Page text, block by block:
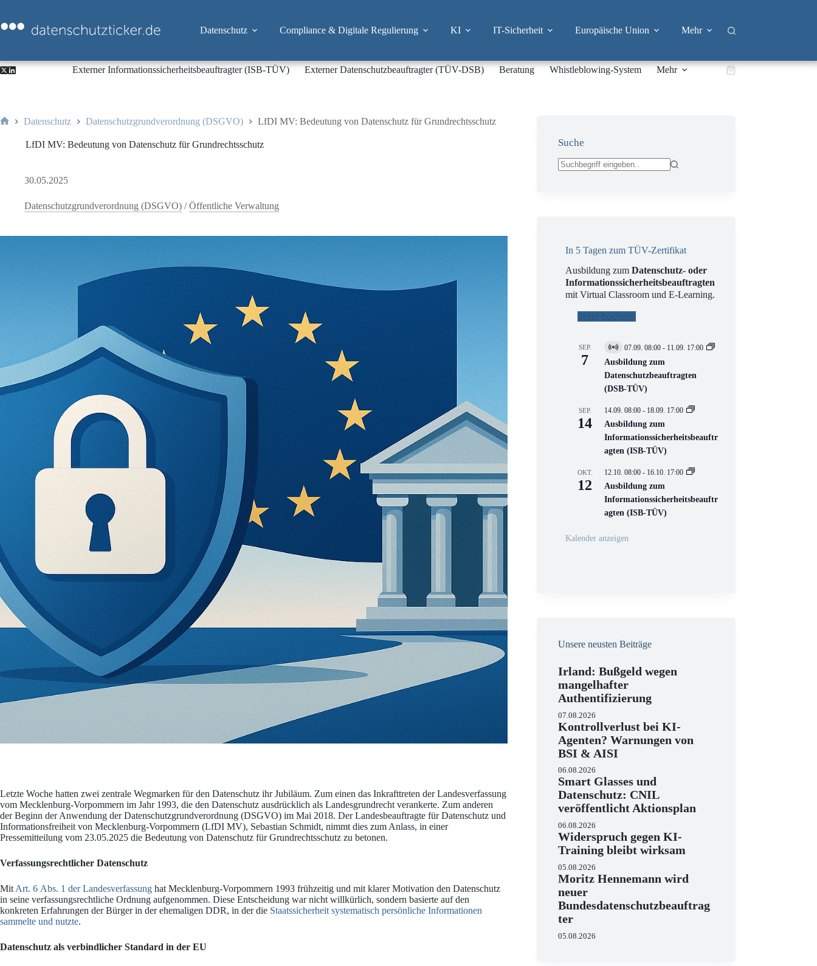
springen
Datenschutz Compliance & Digitale Regulierung KI IT-Sicherheit Europäische Union Mehr
Externer Informationssicherheitsbeauftragter (ISB-TÜV) Externer Datenschutzbeauftragter (TÜV-DSB) Beratung Whistleblowing-System Mehr Warenkorb
Datenschutz Datenschutzgrundverordnung (DSGVO) LfDI MV: Bedeutung von Datenschutz für Grundrechtsschutz
LfDI MV: Bedeutung von Datenschutz für Grundrechtsschutz
30.05.2025
Datenschutzgrundverordnung (DSGVO) /Öffentliche Verwaltung
Letzte Woche hatten zwei zentrale Wegmarken für den Datenschutz ihr Jubiläum. Zum einen das Inkrafttreten der Landesverfassung
vom Mecklenburg-Vorpommern im Jahr 1993, die den Datenschutz ausdrücklich als Landesgrundrecht verankerte. Zum anderen
der Beginn der Anwendung der Datenschutzgrundverordnung (DSGVO) im Mai 2018. Der Landesbeauftragte für Datenschutz und
Informationsfreiheit von Mecklenburg-Vorpommern (LfDI MV), Sebastian Schmidt, nimmt dies zum Anlass, in einer
Pressemitteilung vom 23.05.2025 die Bedeutung von Datenschutz für Grundrechtsschutz zu betonen.
Verfassungsrechtlicher Datenschutz
Mit Art. 6 Abs. 1 der Landesverfassung hat Mecklenburg-Vorpommern 1993 frühzeitig und mit klarer Motivation den Datenschutz
in seine verfassungsrechtliche Ordnung aufgenommen. Diese Entscheidung war nicht willkürlich, sondern basierte auf den
konkreten Erfahrungen der Bürger in der ehemaligen DDR, in der die Staatssicherheit systematisch persönliche Informationen
sammelte und nutzte.
Datenschutz als verbindlicher Standard in der EU
Suche
In 5 Tagen zum TÜV-Zertifikat
Ausbildung zumDatenschutz- oder
Informationssicherheitsbeauftragten
mit Virtual Classroom und E-Learning.
Jetzt buchen!
SEP.
7
V
i
t
u
l
V
e
r
n
s
t
a
t
n
07.09. 08:00 - 11.09. 17:00
Ausbildung zum
Datenschutzbeauftragten
(DSB-TÜV)
SEP.
14
14.09. 08:00 - 18.09. 17:00
Ausbildung zum
Informationssicherheitsbeauftr
agten (ISB-TÜV)
OKT.
12
12.10. 08:00 - 16.10. 17:00
Ausbildung zum
Informationssicherheitsbeauftr
agten (ISB-TÜV)
Kalender anzeigen
Unsere neusten Beiträge
Irland: Bußgeld wegen
mangelhafter
Authentifizierung
07.08.2026
Kontrollverlust bei KI-
Agenten? Warnungen von
BSI & AISI
06.08.2026
Smart Glasses und
Datenschutz: CNIL
veröffentlicht Aktionsplan
06.08.2026
Widerspruch gegen KI-
Training bleibt wirksam
05.08.2026
Moritz Hennemann wird
neuer
Bundesdatenschutzbeauftrag
ter
05.08.2026